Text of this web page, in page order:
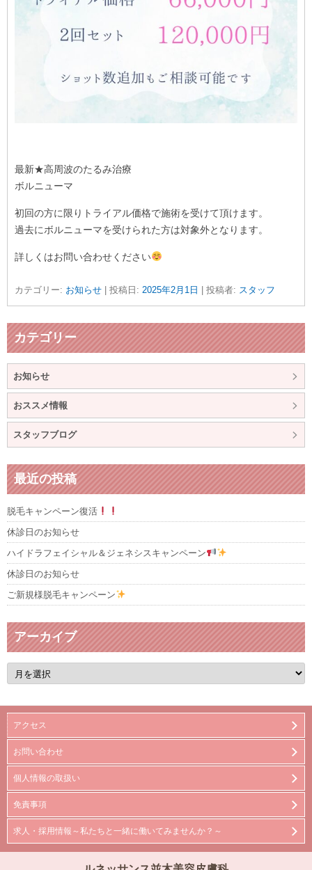
最新★高周波のたるみ治療
ボルニューマ
初回の方に限りトライアル価格で施術を受けて頂けます。
過去にボルニューマを受けられた方は対象外となります。
詳しくはお問い合わせください
カテゴリー: お知らせ | 投稿日: 2025年2月1日 投稿者: スタッフ
カテゴリー
お知らせ
おススメ情報
スタッフブログ
最近の投稿
脱毛キャンペーン復活
休診日のお知らせ
ハイドラフェイシャル＆ジェネシスキャンペーン
休診日のお知らせ
ご新規様脱毛キャンペーン
アーカイブ
ア
ー
カ
ブ
アクセス
お問い合わせ
個人情報の取扱い
免責事項
求人・採用情報～私たちと一緒に働いてみませんか？～